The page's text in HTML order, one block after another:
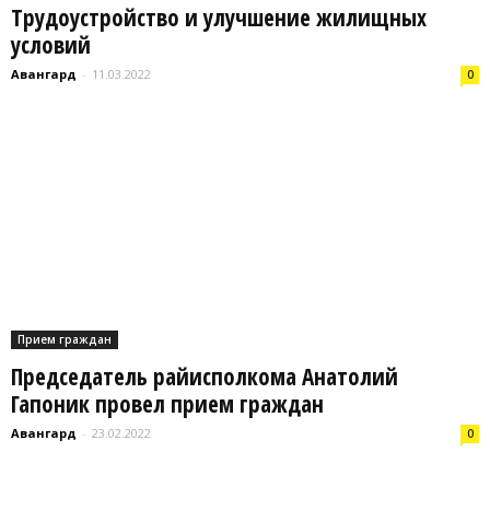
Трудоустройство и улучшение жилищных
условий
Авангард - 11.03.2022 0
Прием граждан
Председатель райисполкома Анатолий
Гапоник провел прием граждан
Авангард - 23.02.2022 0